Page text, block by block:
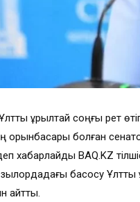
құрылтай соңғы рет
орынбасары болған
хабарлайды BAQ.KZ
басқосу Ұлттық
айтты.